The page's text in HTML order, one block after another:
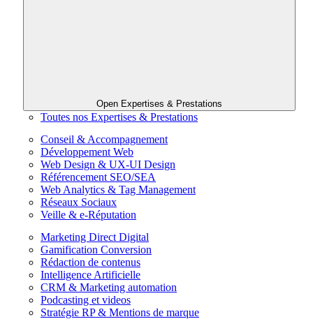
Open Expertises & Prestations
Toutes nos Expertises & Prestations
Conseil & Accompagnement
Développement Web
Web Design & UX-UI Design
Référencement SEO/SEA
Web Analytics & Tag Management
Réseaux Sociaux
Veille & e-Réputation
Marketing Direct Digital
Gamification Conversion
Rédaction de contenus
Intelligence Artificielle
CRM & Marketing automation
Podcasting et videos
Stratégie RP & Mentions de marque